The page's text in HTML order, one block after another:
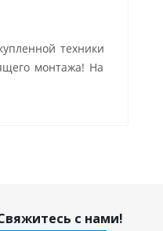
техники
монтажа! На
с нами!